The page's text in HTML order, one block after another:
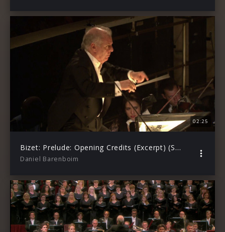
02:25
Bizet: Prelude: Opening Credits (Excerpt) (Staatskapelle Berlin)
Daniel Barenboim